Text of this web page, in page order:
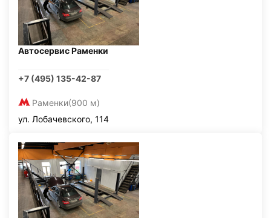
Автосервис Раменки
+7 (495) 135-42-87
Раменки(900 м)
ул. Лобачевского, 114